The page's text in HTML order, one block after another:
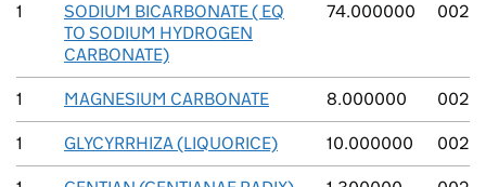
1
SODIUM BICARBONATE ( EQ
TO SODIUM HYDROGEN
CARBONATE)
74.000000 002
1 MAGNESIUM CARBONATE 8.000000 002
1 GLYCYRRHIZA (LIQUORICE) 10.000000 002